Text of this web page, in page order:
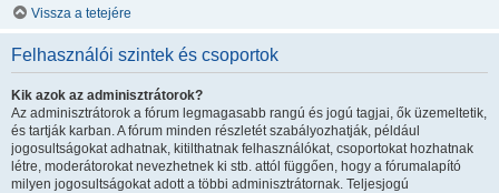
Vissza a tetejére
Felhasználói szintek és csoportok
Kik azok az adminisztrátorok?
Az adminisztrátorok a fórum legmagasabb rangú és jogú tagjai, ők üzemeltetik,
és tartják karban. A fórum minden részletét szabályozhatják, például
jogosultságokat adhatnak, kitilthatnak felhasználókat, csoportokat hozhatnak
létre, moderátorokat nevezhetnek ki stb. attól függően, hogy a fórumalapító
milyen jogosultságokat adott a többi adminisztrátornak. Teljesjogú